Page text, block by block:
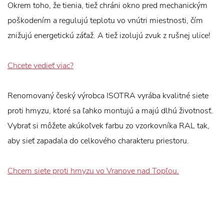
Okrem toho, že tienia, tiež chráni okno pred mechanickým
poškodením a regulujú teplotu vo vnútri miestnosti, čím
znižujú energetickú záťaž. A tiež izolujú zvuk z rušnej ulice!
Chcete vedieť viac?
Renomovaný český výrobca ISOTRA vyrába kvalitné siete
proti hmyzu, ktoré sa ľahko montujú a majú dlhú životnosť.
Vybrať si môžete akúkoľvek farbu zo vzorkovníka RAL tak,
aby sieť zapadala do celkového charakteru priestoru.
Chcem siete proti hmyzu vo Vranove nad Topľou.